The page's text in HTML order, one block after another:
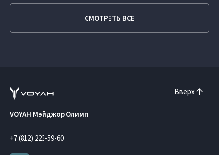
СМОТРЕТЬ ВСЕ
Вверх
VOYAH Мэйджор Олимп
+7 (812) 223-59-60